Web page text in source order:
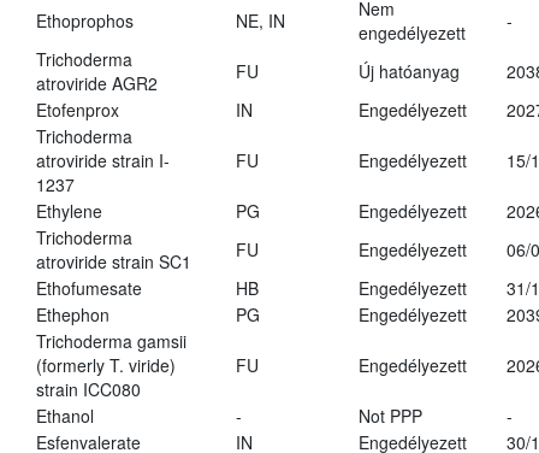
Ethoprophos
NE, IN
Nem
engedélyezett
-
Trichoderma
atroviride AGR2
FU Új hatóanyag
Etofenprox
IN Engedélyezett
Trichoderma
atroviride strain I-
1237
FU Engedélyezett 15/
Ethylene PG Engedélyezett
Trichoderma
atroviride strain SC1
FU Engedélyezett
06/
Ethofumesate
HB Engedélyezett
31/
Ethephon
PG Engedélyezett
Trichoderma gamsii
(formerly T. viride)
strain ICC080
FU Engedélyezett
Ethanol - Not PPP
-
Esfenvalerate
IN Engedélyezett
30/